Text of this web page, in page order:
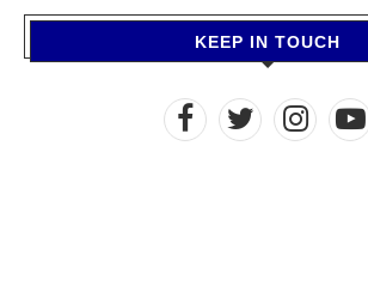
KEEP IN TOUCH